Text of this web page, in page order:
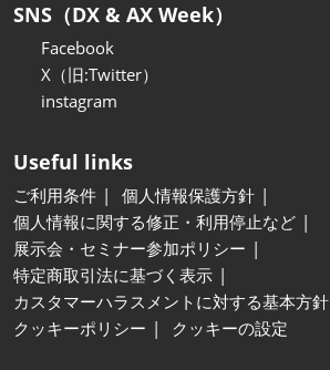
SNS（DX & AX Week）
Facebook
X（旧:Twitter）
instagram
Useful links
ご利用条件
個人情報保護方針
個人情報に関する修正・利用停止など
展示会・セミナー参加ポリシー
特定商取引法に基づく表示
カスタマーハラスメントに対する基本方針
クッキーポリシー
クッキーの設定